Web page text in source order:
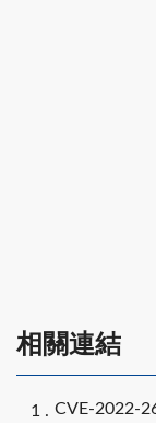
相關連結
CVE-2022-